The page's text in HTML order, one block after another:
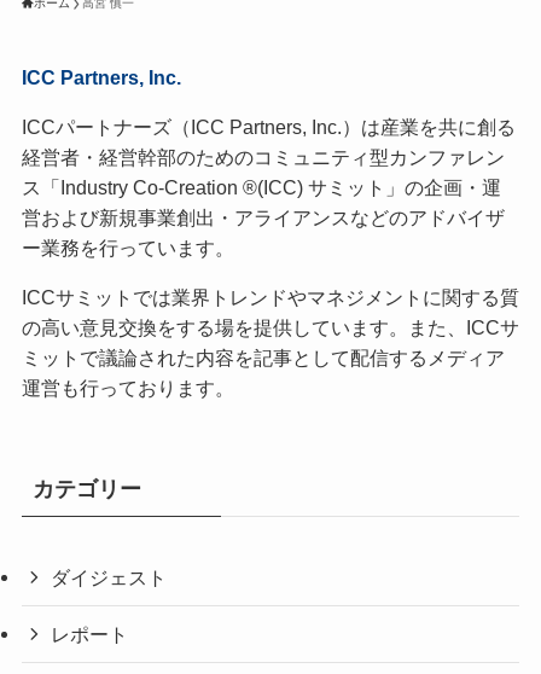
ホーム 高宮 慎一
ICC Partners, Inc.
ICCパートナーズ（ICC Partners, Inc.）は産業を共に創る
経営者・経営幹部のためのコミュニティ型カンファレン
ス「Industry Co-Creation ®(ICC) サミット」の企画・運
営および新規事業創出・アライアンスなどのアドバイザ
ー業務を行っています。
ICCサミットでは業界トレンドやマネジメントに関する質
の高い意見交換をする場を提供しています。また、ICCサ
ミットで議論された内容を記事として配信するメディア
運営も行っております。
カテゴリー
ダイジェスト
レポート